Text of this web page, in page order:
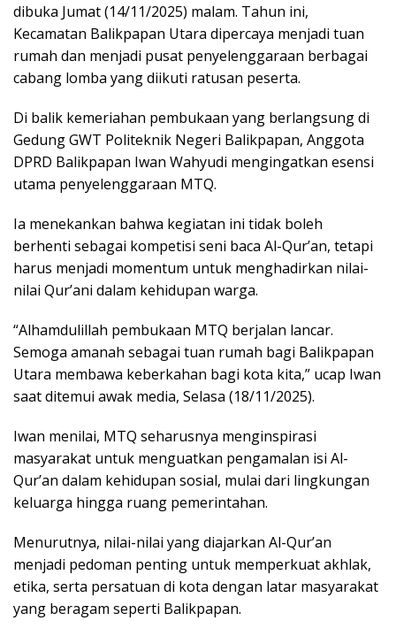
dibuka Jumat (14/11/2025) malam. Tahun ini,
Kecamatan Balikpapan Utara dipercaya menjadi tuan
rumah dan menjadi pusat penyelenggaraan berbagai
cabang lomba yang diikuti ratusan peserta.
Di balik kemeriahan pembukaan yang berlangsung di
Gedung GWT Politeknik Negeri Balikpapan, Anggota
DPRD Balikpapan Iwan Wahyudi mengingatkan esensi
utama penyelenggaraan MTQ.
Ia menekankan bahwa kegiatan ini tidak boleh
berhenti sebagai kompetisi seni baca Al-Qur’an, tetapi
harus menjadi momentum untuk menghadirkan nilai-
nilai Qur’ani dalam kehidupan warga.
“Alhamdulillah pembukaan MTQ berjalan lancar.
Semoga amanah sebagai tuan rumah bagi Balikpapan
Utara membawa keberkahan bagi kota kita,” ucap Iwan
saat ditemui awak media, Selasa (18/11/2025).
Iwan menilai, MTQ seharusnya menginspirasi
masyarakat untuk menguatkan pengamalan isi Al-
Qur’an dalam kehidupan sosial, mulai dari lingkungan
keluarga hingga ruang pemerintahan.
Menurutnya, nilai-nilai yang diajarkan Al-Qur’an
menjadi pedoman penting untuk memperkuat akhlak,
etika, serta persatuan di kota dengan latar masyarakat
yang beragam seperti Balikpapan.